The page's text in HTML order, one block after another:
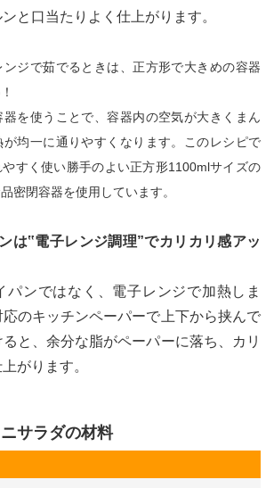
と口当たりよく仕上がります。
ジで茹でるときは、正方形で大きめの容器
を使うことで、容器内の空気が大きくまん
均一に通りやすくなります。このレシピで
すく使い勝手のよい正方形1100mlサイズの
密閉容器を使用しています。
は‟電子レンジ調理”でカリカリ感アッ
パンではなく、電子レンジで加熱しま
のキッチンペーパーで上下から挟んで
と、余分な脂がペーパーに落ち、カリ
がります。
サラダの材料